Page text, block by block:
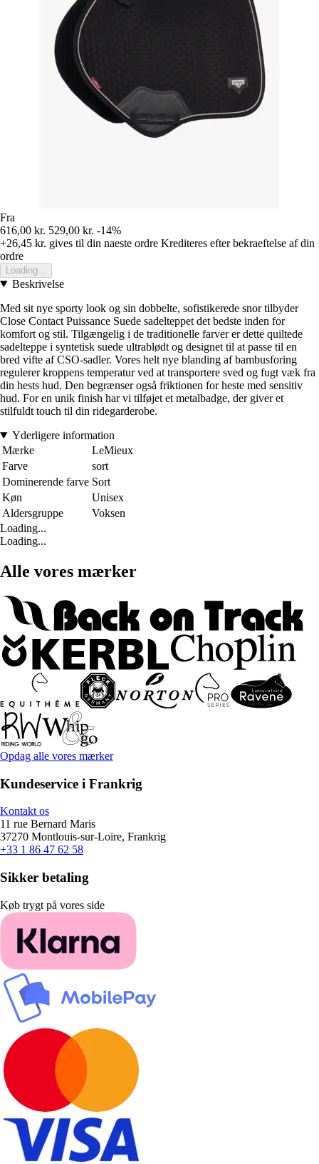
Fra
616,00 kr. 529,00 kr. -14%
+26,45 kr. gives til din naeste ordre Krediteres efter bekraeftelse af din
ordre
Loading...
Beskrivelse
Med sit nye sporty look og sin dobbelte, sofistikerede snor tilbyder
Close Contact Puissance Suede sadelteppet det bedste inden for
komfort og stil. Tilgængelig i de traditionelle farver er dette quiltede
sadelteppe i syntetisk suede ultrablødt og designet til at passe til en
bred vifte af CSO-sadler. Vores helt nye blanding af bambusforing
regulerer kroppens temperatur ved at transportere sved og fugt væk fra
din hests hud. Den begrænser også friktionen for heste med sensitiv
hud. For en unik finish har vi tilføjet et metalbadge, der giver et
stilfuldt touch til din ridegarderobe.
Yderligere information
Mærke
LeMieux
Farve
sort
Dominerende farve Sort
Køn
Unisex
Aldersgruppe
Voksen
Loading...
Loading...
Alle vores mærker
Opdag alle vores mærker
Kundeservice i Frankrig
Kontakt os
11 rue Bernard Maris
37270 Montlouis-sur-Loire, Frankrig
+33 1 86 47 62 58
Sikker betaling
Køb trygt på vores side